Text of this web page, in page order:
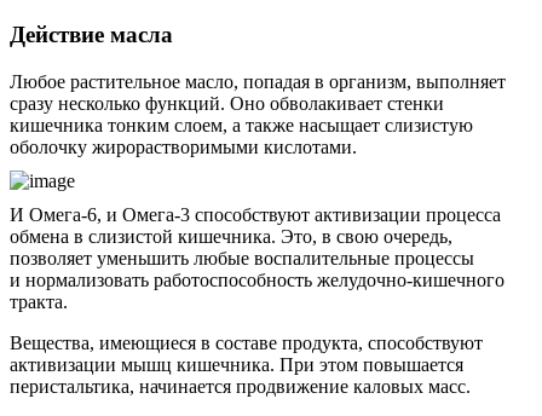
Действие масла
Любое растительное масло, попадая в организм, выполняет
сразу несколько функций. Оно обволакивает стенки
кишечника тонким слоем, а также насыщает слизистую
оболочку жирорастворимыми кислотами.
И Омега-6, и Омега-3 способствуют активизации процесса
обмена в слизистой кишечника. Это, в свою очередь,
позволяет уменьшить любые воспалительные процессы
и нормализовать работоспособность желудочно-кишечного
тракта.
Вещества, имеющиеся в составе продукта, способствуют
активизации мышц кишечника. При этом повышается
перистальтика, начинается продвижение каловых масс.